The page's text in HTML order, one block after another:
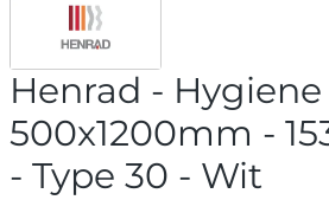
Henrad - Hygiene
500x1200mm -
- Type 30 - Wit